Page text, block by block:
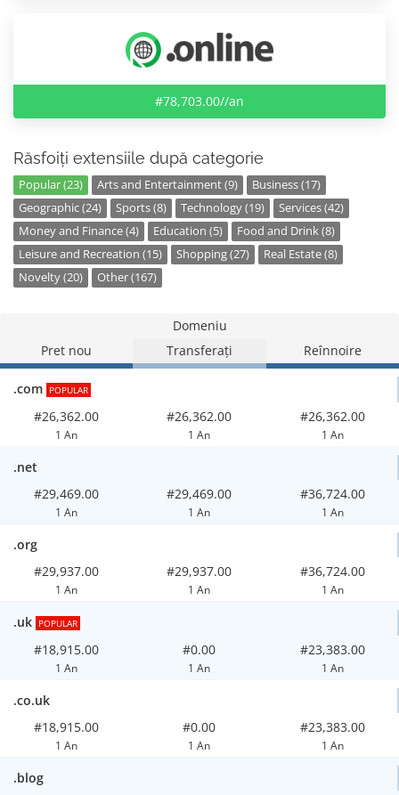
#78,703.00//an
Răsfoiți extensiile după categorie
Popular (23) Arts and Entertainment (9)
Business (17)
Geographic (24)
Sports (8) Technology (19)
Services (42)
Money and Finance (4)
Education (5)
Food and Drink (8)
Leisure and Recreation (15)
Shopping (27)
Real Estate (8)
Novelty (20)
Other (167)
Domeniu
Pret nou
Transferați Reînnoire
.com POPULAR
#26,362.00
1 An
#26,362.00
1 An
#26,362.00
1 An
.net
#29,469.00
1 An
#29,469.00
1 An
#36,724.00
1 An
.org
#29,937.00
1 An
#29,937.00
1 An
#36,724.00
1 An
.uk POPULAR
#18,915.00
1 An
#0.00
1 An
#23,383.00
1 An
.co.uk
#18,915.00
1 An
#0.00
1 An
#23,383.00
1 An
.blog